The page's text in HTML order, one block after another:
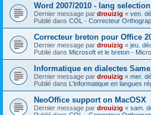
Word 2007/2010 - lang
Dernier message par drouizig « ven.
Publié dans COL - Correcteur
Correcteur breton pour Office
Dernier message par drouizig « jeu.
Publié dans Microsoft et le breton -
Informatique en dialectes
Dernier message par drouizig « mer.
Publié dans L'informatique en langues
NeoOffice support on MacOSX
Dernier message par drouizig « sam.